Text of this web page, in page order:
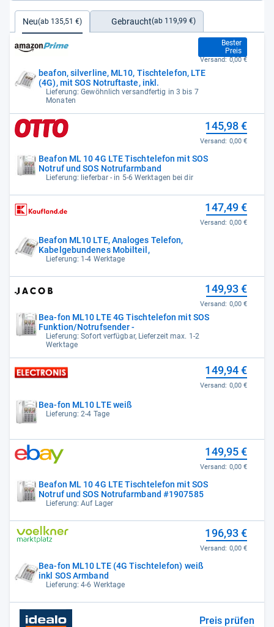
Neu(ab 135,51 €) Gebraucht(ab 119,99 €)
beafon, silverline, ML10, Tischtelefon, LTE
(4G), mit SOS Notruftaste, inkl.
Lieferung: Gewöhnlich versandfertig in 3 bis 7
Monaten
Bester
Preis
135,51 €
Versand: 0,00 €
Beafon ML 10 4G LTE Tischtelefon mit SOS
Notruf und SOS Notrufarmband
Lieferung: lieferbar - in 5-6 Werktagen bei dir
145,98 €
Versand: 0,00 €
Beafon ML10 LTE, Analoges Telefon,
Kabelgebundenes Mobilteil,
Lieferung: 1-4 Werktage
147,49 €
Versand: 0,00 €
Bea-fon ML10 LTE 4G Tischtelefon mit SOS
Funktion/Notrufsender -
Lieferung: Sofort verfügbar, Lieferzeit max. 1-2
Werktage
149,93 €
Versand: 0,00 €
Bea-fon ML10 LTE weiß
Lieferung: 2-4 Tage
149,94 €
Versand: 0,00 €
Beafon ML 10 4G LTE Tischtelefon mit SOS
Notruf und SOS Notrufarmband #1907585
Lieferung: Auf Lager
149,95 €
Versand: 0,00 €
Bea-fon ML10 LTE (4G Tischtelefon) weiß
inkl SOS Armband
Lieferung: 4-6 Werktage
196,93 €
Versand: 0,00 €
Preis prüfen